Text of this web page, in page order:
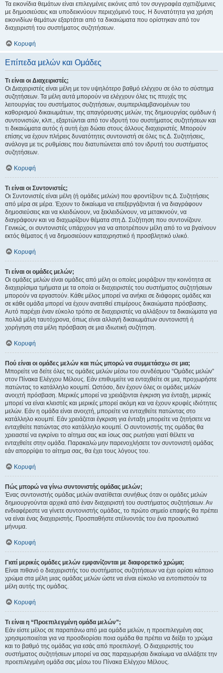
Τα εικονίδια θεμάτων είναι επιλεγμένες εικόνες από τον συγγραφέα σχετιζόμενες
με δημοσιεύσεις και υποδεικνύουν περιεχόμενό τους. Η δυνατότητα για χρήση
εικονιδίων θεμάτων εξαρτάται από τα δικαιώματα που ορίστηκαν από τον
διαχειριστή του συστήματος συζητήσεων.
Κορυφή
Επίπεδα μελών και Ομάδες
Τι είναι οι Διαχειριστές;
Οι Διαχειριστές είναι μέλη με τον υψηλότερο βαθμό ελέγχου σε όλο το σύστημα
συζητήσεων. Τα μέλη αυτά μπορούν να ελέγχουν όλες τις πτυχές της
λειτουργίας του συστήματος συζητήσεων, συμπεριλαμβανομένων του
καθορισμού δικαιωμάτων, της απαγόρευσης μελών, της δημιουργίας ομάδων ή
συντονιστών, κλπ., εξαρτώνται από τον ιδρυτή του συστήματος συζητήσεων και
τι δικαιώματα αυτός ή αυτή έχει δώσει στους άλλους διαχειριστές. Μπορούν
επίσης να έχουν πλήρεις δυνατότητες συντονιστή σε όλες τις Δ. Συζητήσεις,
ανάλογα με τις ρυθμίσεις που διατυπώνεται από τον ιδρυτή του συστήματος
συζητήσεων.
Κορυφή
Τι είναι οι Συντονιστές;
Οι Συντονιστές είναι μέλη (ή ομάδες μελών) που φροντίζουν τις Δ. Συζητήσεις
από μέρα σε μέρα. Έχουν το δικαίωμα να επεξεργάζονται ή να διαγράφουν
δημοσιεύσεις και να κλειδώνουν, να ξεκλειδώνουν, να μετακινούν, να
διαγράφουν και να διαχωρίζουν θέματα στη Δ. Συζήτηση που συντονίζουν.
Γενικώς, οι συντονιστές υπάρχουν για να αποτρέπουν μέλη από το να βγαίνουν
εκτός θέματος ή να δημοσιεύουν καταχρηστικό ή προσβλητικό υλικό.
Κορυφή
Τι είναι οι ομάδες μελών;
Οι ομάδες μελών είναι ομάδες από μέλη οι οποίες μοιράζουν την κοινότητα σε
διαχειρίσιμα τμήματα με τα οποία οι διαχειριστές του συστήματος συζητήσεων
μπορούν να εργαστούν. Κάθε μέλος μπορεί να ανήκει σε διάφορες ομάδες και
σε κάθε ομάδα μπορεί να έχουν ανατεθεί επιμέρους δικαιώματα πρόσβασης.
Αυτό παρέχει έναν εύκολο τρόπο σε διαχειριστές να αλλάξουν τα δικαιώματα για
πολλά μέλη ταυτόχρονα, όπως είναι αλλαγή δικαιωμάτων συντονιστή ή
χορήγηση στα μέλη πρόσβαση σε μια ιδιωτική συζήτηση.
Κορυφή
Πού είναι οι ομάδες μελών και πώς μπορώ να συμμετάσχω σε μια;
Μπορείτε να δείτε όλες τις ομάδες μελών μέσω του συνδέσμου “Ομάδες μελών”
στον Πίνακα Ελέγχου Μέλους. Εάν επιθυμείτε να ενταχθείτε σε μια, προχωρήστε
πατώντας το κατάλληλο κουμπί. Ωστόσο, δεν έχουν όλες οι ομάδες μελών
ανοιχτή πρόσβαση. Μερικές μπορεί να χρειάζονται έγκριση για ένταξη, μερικές
μπορεί να είναι κλειστές και μερικές μπορεί ακόμη και να έχουν κρυφές ιδιότητες
μελών. Εάν η ομάδα είναι ανοιχτή, μπορείτε να ενταχθείτε πατώντας στο
κατάλληλο κουμπί. Εάν χρειάζεται έγκριση για ένταξη μπορείτε να ζητήσετε να
ενταχθείτε πατώντας στο κατάλληλο κουμπί. Ο συντονιστής της ομάδας θα
χρειαστεί να εγκρίνει το αίτημα σας και ίσως σας ρωτήσει γιατί θέλετε να
ενταχθείτε στην ομάδα. Παρακαλώ μην παρενοχλήσετε τον συντονιστή ομάδας
εάν απορρίψει το αίτημα σας, θα έχει τους λόγους του.
Κορυφή
Πώς μπορώ να γίνω συντονιστής ομάδας μελών;
Ένας συντονιστής ομάδας μελών ανατίθεται συνήθως όταν οι ομάδες μελών
δημιουργούνται αρχικά από έναν διαχειριστή του συστήματος συζητήσεων. Αν
ενδιαφέρεστε να γίνετε συντονιστής ομάδας, το πρώτο σημείο επαφής θα πρέπει
να είναι ένας διαχειριστής. Προσπαθήστε στέλνοντάς του ένα προσωπικό
μήνυμα.
Κορυφή
Γιατί μερικές ομάδες μελών εμφανίζονται με διαφορετικό χρώμα;
Είναι πιθανό ο διαχειριστής του συστήματος συζητήσεων να έχει ορίσει κάποιο
χρώμα στα μέλη μιας ομάδας μελών ώστε να είναι εύκολο να εντοπιστούν τα
μέλη αυτής της ομάδας.
Κορυφή
Τι είναι η “Προεπιλεγμένη ομάδα μελών”;
Εάν είστε μέλος σε παραπάνω από μια ομάδα μελών, η προεπιλεγμένη σας
χρησιμοποιείται για να προσδιορίσει ποια ομάδα θα πρέπει να δείξει το χρώμα
και το βαθμό της ομάδας για εσάς από προεπιλογή. Ο διαχειριστής του
συστήματος συζητήσεων μπορεί να σας παραχωρήσει δικαίωμα να αλλάξετε την
προεπιλεγμένη ομάδα σας μέσω του Πίνακα Ελέγχου Μέλους.